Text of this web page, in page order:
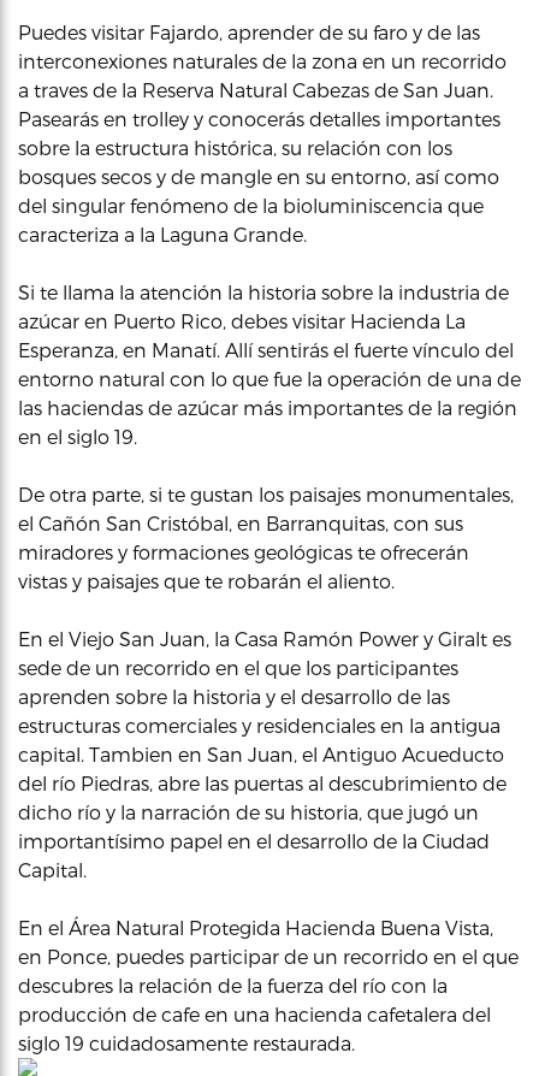
Puedes visitar Fajardo, aprender de su faro y de las
interconexiones naturales de la zona en un recorrido
a traves de la Reserva Natural Cabezas de San Juan.
Pasearás en trolley y conocerás detalles importantes
sobre la estructura histórica, su relación con los
bosques secos y de mangle en su entorno, así como
del singular fenómeno de la bioluminiscencia que
caracteriza a la Laguna Grande.
Si te llama la atención la historia sobre la industria de
azúcar en Puerto Rico, debes visitar Hacienda La
Esperanza, en Manatí. Allí sentirás el fuerte vínculo del
entorno natural con lo que fue la operación de una de
las haciendas de azúcar más importantes de la región
en el siglo 19.
De otra parte, si te gustan los paisajes monumentales,
el Cañón San Cristóbal, en Barranquitas, con sus
miradores y formaciones geológicas te ofrecerán
vistas y paisajes que te robarán el aliento.
En el Viejo San Juan, la Casa Ramón Power y Giralt es
sede de un recorrido en el que los participantes
aprenden sobre la historia y el desarrollo de las
estructuras comerciales y residenciales en la antigua
capital. Tambien en San Juan, el Antiguo Acueducto
del río Piedras, abre las puertas al descubrimiento de
dicho río y la narración de su historia, que jugó un
importantísimo papel en el desarrollo de la Ciudad
Capital.
En el Área Natural Protegida Hacienda Buena Vista,
en Ponce, puedes participar de un recorrido en el que
descubres la relación de la fuerza del río con la
producción de cafe en una hacienda cafetalera del
siglo 19 cuidadosamente restaurada.